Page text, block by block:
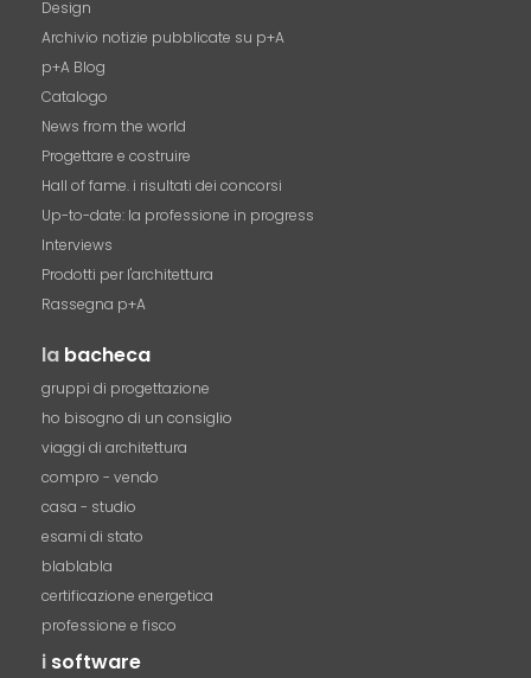
Design
Archivio notizie pubblicate su p+A
p+A Blog
Catalogo
News from the world
Progettare e costruire
Hall of fame. i risultati dei concorsi
Up-to-date: la professione in progress
Interviews
Prodotti per l'architettura
Rassegna p+A
la bacheca
gruppi di progettazione
ho bisogno di un consiglio
viaggi di architettura
compro - vendo
casa - studio
esami di stato
blablabla
certificazione energetica
professione e fisco
i software